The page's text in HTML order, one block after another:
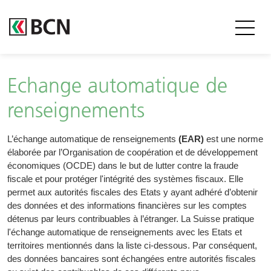
Echange automatique de
renseignements
Body
L’échange automatique de renseignements (EAR) est une norme
élaborée par l’Organisation de coopération et de développement
économiques (OCDE) dans le but de lutter contre la fraude
fiscale et pour protéger l'intégrité des systèmes fiscaux. Elle
permet aux autorités fiscales des Etats y ayant adhéré d’obtenir
des données et des informations financières sur les comptes
détenus par leurs contribuables à l’étranger. La Suisse pratique
l'échange automatique de renseignements avec les Etats et
territoires mentionnés dans la liste ci-dessous. Par conséquent,
des données bancaires sont échangées entre autorités fiscales